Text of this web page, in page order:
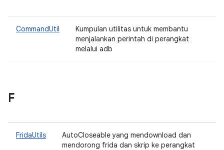
CommandUtil
Kumpulan utilitas untuk membantu
menjalankan perintah di perangkat
melalui adb
F
FridaUtils
AutoCloseable yang mendownload dan
mendorong frida dan skrip ke perangkat